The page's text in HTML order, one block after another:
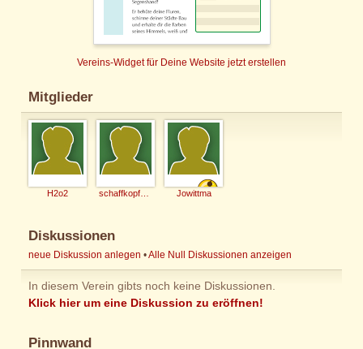
Vereins-Widget für Deine Website jetzt erstellen
Mitglieder
H2o2 Jowittma
Diskussionen
neue Diskussion anlegen •Alle Null Diskussionen anzeigen
In diesem Verein gibts noch keine Diskussionen.
Klick hier um eine Diskussion zu eröffnen!
Pinnwand